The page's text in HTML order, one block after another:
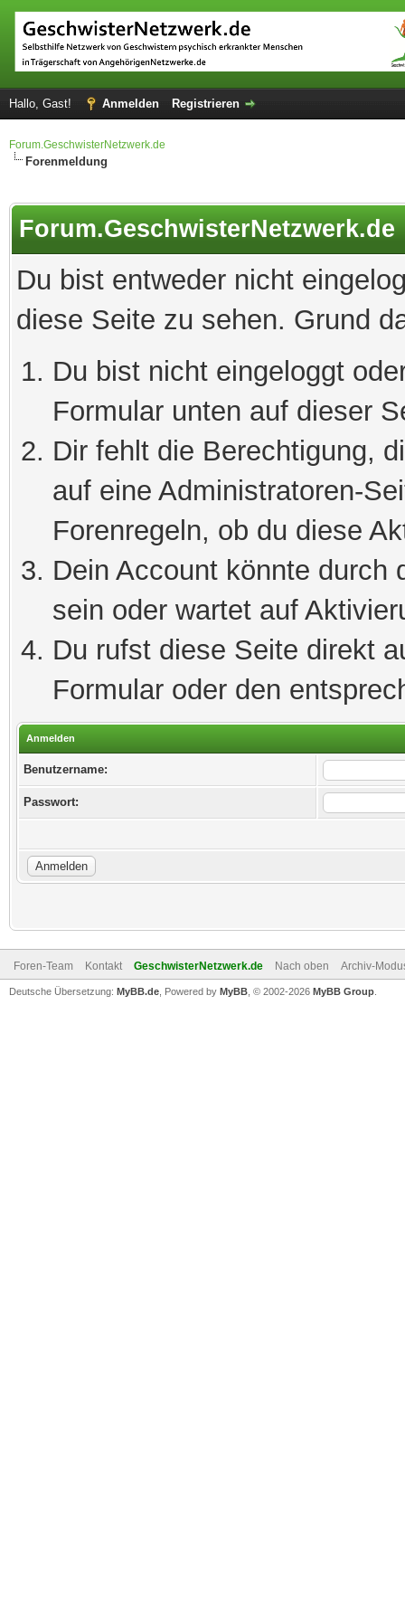
Hallo, Gast! Anmelden Registrieren
Forum.GeschwisterNetzwerk.de
Forenmeldung
Forum.GeschwisterNetzwerk.de
Du bist entweder nicht
diese Seite zu sehen. Grund
Du bist nicht eingeloggt
Formular unten auf dieser
Dir fehlt die Berechtigung,
auf eine Administratoren-
Forenregeln, ob du diese
Dein Account könnte durch
sein oder wartet auf
Du rufst diese Seite direkt
Formular oder den
Anmelden
Benutzername:
Passwort:
Foren-Team Kontakt GeschwisterNetzwerk.de Nach oben Archiv-
Deutsche Übersetzung: MyBB.de , Powered by MyBB , © 2002-2026 MyBB Group